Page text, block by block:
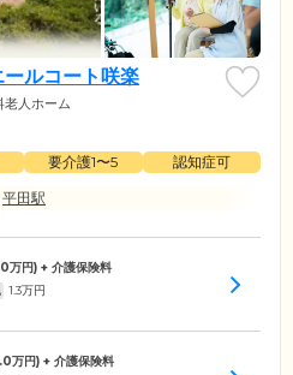
ルコート咲楽
老人ホーム
要介護1〜5
認知症可
平田駅
万円) + 介護保険料
1.3万円
万円) + 介護保険料